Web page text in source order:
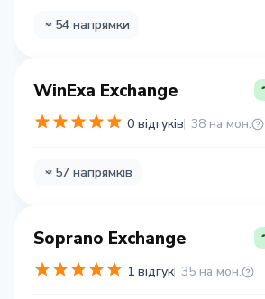
54 напрямки
WinExa Exchange
0 відгуків 38 на мон.
57 напрямків
Soprano Exchange
1 відгук 35 на мон.